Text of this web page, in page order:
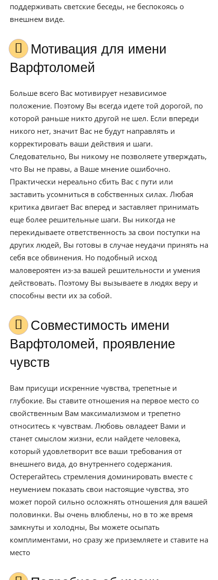
поддерживать светские беседы, не беспокоясь о
внешнем виде.
Мотивация для имени
Варфтоломей
Больше всего Вас мотивирует независимое
положение. Поэтому Вы всегда идете той дорогой, по
которой раньше никто другой не шел. Если впереди
никого нет, значит Вас не будут направлять и
корректировать ваши действия и шаги.
Следовательно, Вы никому не позволяете утверждать,
что Вы не правы, а Ваше мнение ошибочно.
Практически нереально сбить Вас с пути или
заставить усомниться в собственных силах. Любая
критика двигает Вас вперед и заставляет принимать
еще более решительные шаги. Вы никогда не
перекидываете ответственность за свои поступки на
других людей, Вы готовы в случае неудачи принять на
себя все обвинения. Но подобный исход
маловероятен из-за вашей решительности и умения
действовать. Поэтому Вы вызываете в людях веру и
способны вести их за собой.
Совместимость имени
Варфтоломей, проявление
чувств
Вам присущи искренние чувства, трепетные и
глубокие. Вы ставите отношения на первое место со
свойственным Вам максимализмом и трепетно
относитесь к чувствам. Любовь овладеет Вами и
станет смыслом жизни, если найдете человека,
который удовлетворит все ваши требования от
внешнего вида, до внутреннего содержания.
Остерегайтесь стремления доминировать вместе с
неумением показать свои настоящие чувства, это
может порой сильно осложнять отношения для вашей
половинки. Вы очень влюблены, но в то же время
замкнуты и холодны, Вы можете осыпать
комплиментами, но сразу же приземляете и ставите на
место